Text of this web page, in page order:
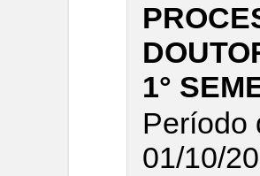
1°
Período
01/10/